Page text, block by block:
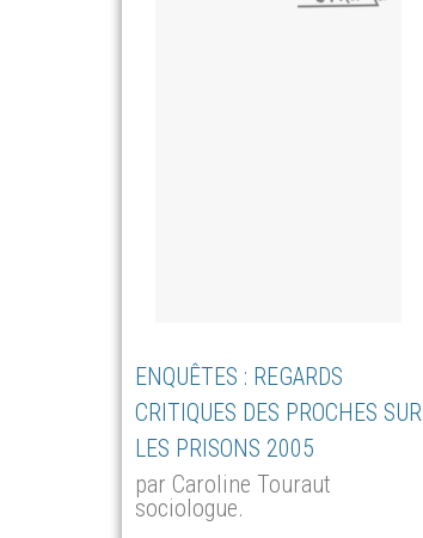
ENQUÊTES : REGARDS
CRITIQUES DES PROCHES SUR
LES PRISONS 2005
par Caroline Touraut
sociologue.